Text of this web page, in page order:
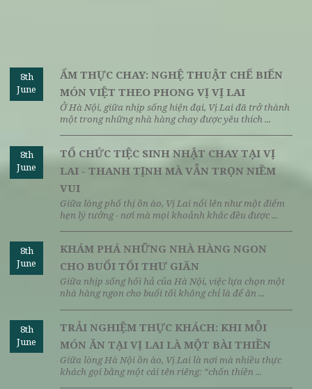
Top những nhà hàng có phòng riêng để tiếp
ở Hà Nội
Người bị mỡ máu nên có chế độ ăn chay thế nào?
Ngày đăng: 13/11/2025 | Người
ẨM THỰC CHAY: NGHỆ THUẬT CHẾ BIẾN
MÓN VIỆT THEO PHONG VỊ VỊ LAI
Ở Hà Nội, giữa nhịp sống hiện đại, Vị Lai đã trở thành
một trong những nhà hàng chay được yêu thích ...
TỔ CHỨC TIỆC SINH NHẬT CHAY TẠI VỊ
LAI - THANH TỊNH MÀ VẪN TRỌN NIỀM